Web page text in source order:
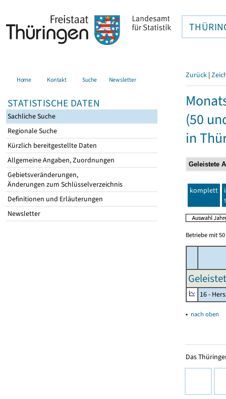
Home Kontakt Suche Newsletter
STATISTISCHE DATEN
Sachliche Suche
Regionale Suche
Kürzlich bereitgestellte Daten
Allgemeine Angaben, Zuordnungen
Gebietsveränderungen,
Änderungen zum Schlüsselverzeichnis
Definitionen und Erläuterungen
Newsletter
Zurück |
(50
in
komplett
Betriebe mit
16 -
▴ nach oben
Das